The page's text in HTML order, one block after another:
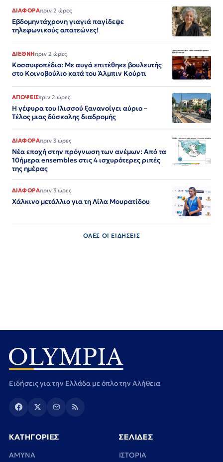
ΔΙΑΦΟΡΑπριν 2 ώρες
Εβδομηντάχρονη γιαγιά παγίδεψε
τηλεφωνικούς απατεώνες!
ΔΙΕΘΝΗπριν 2 ώρες
Κοσσυφοπέδιο: Με αυγά επιτέθηκε βουλευτής
στο Κοινοβούλιο κατά του Άλμπιν Κούρτι
ΑΠΟΨΕΙΣπριν 2 ώρες
Η γέφυρα του Ιλισσού ξανανοίγει αύριο –
Τέλος μιας δύσκολης διαδρομής
ΔΙΑΦΟΡΑπριν 3 ώρες
Νέα εποχή στην πρόγνωση των ανέμων: Από τα
10ήμερα ensembles στις 4 ισχυρότερες ριπές
της ημέρας
ΔΙΑΦΟΡΑπριν 3 ώρες
Χάλκινο μετάλλιο για τη Λίλα Μουρατίδου
ΟΛΕΣ ΟΙ ΕΙΔΗΣΕΙΣ
Ειδήσεις για την Ελλάδα με όπλο την Αλήθεια
ΚΑΤΗΓΟΡΙΕΣ
ΑΜΥΝΑ
ΣΕΛΙΔΕΣ
ΙΣΤΟΡΙΑ